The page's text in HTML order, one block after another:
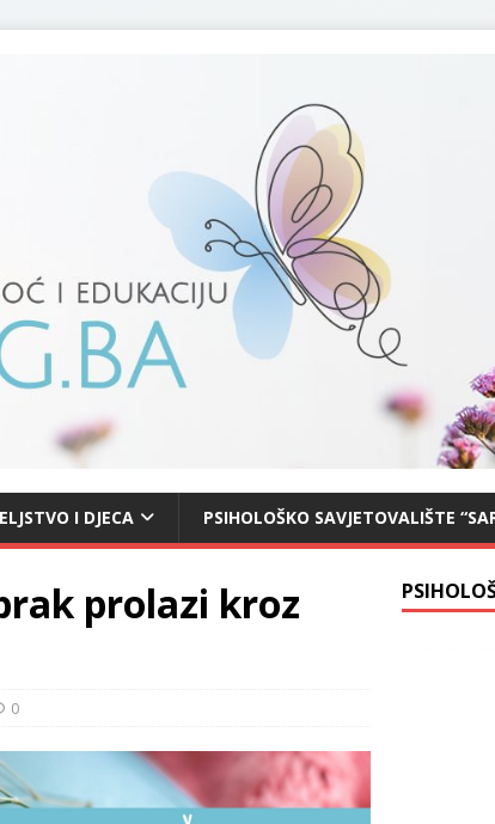
I DJECA PSIHOLOŠKO SAVJETOVALIŠTE
prolazi kroz
0